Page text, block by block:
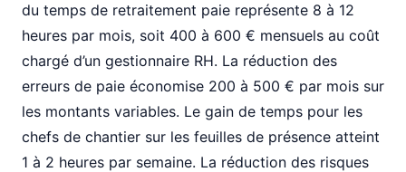
du temps de retraitement paie représente 8 à 12
heures par mois, soit 400 à 600 € mensuels au coût
chargé d’un gestionnaire RH. La réduction des
erreurs de paie économise 200 à 500 € par mois sur
les montants variables. Le gain de temps pour les
chefs de chantier sur les feuilles de présence atteint
1 à 2 heures par semaine. La réduction des risques